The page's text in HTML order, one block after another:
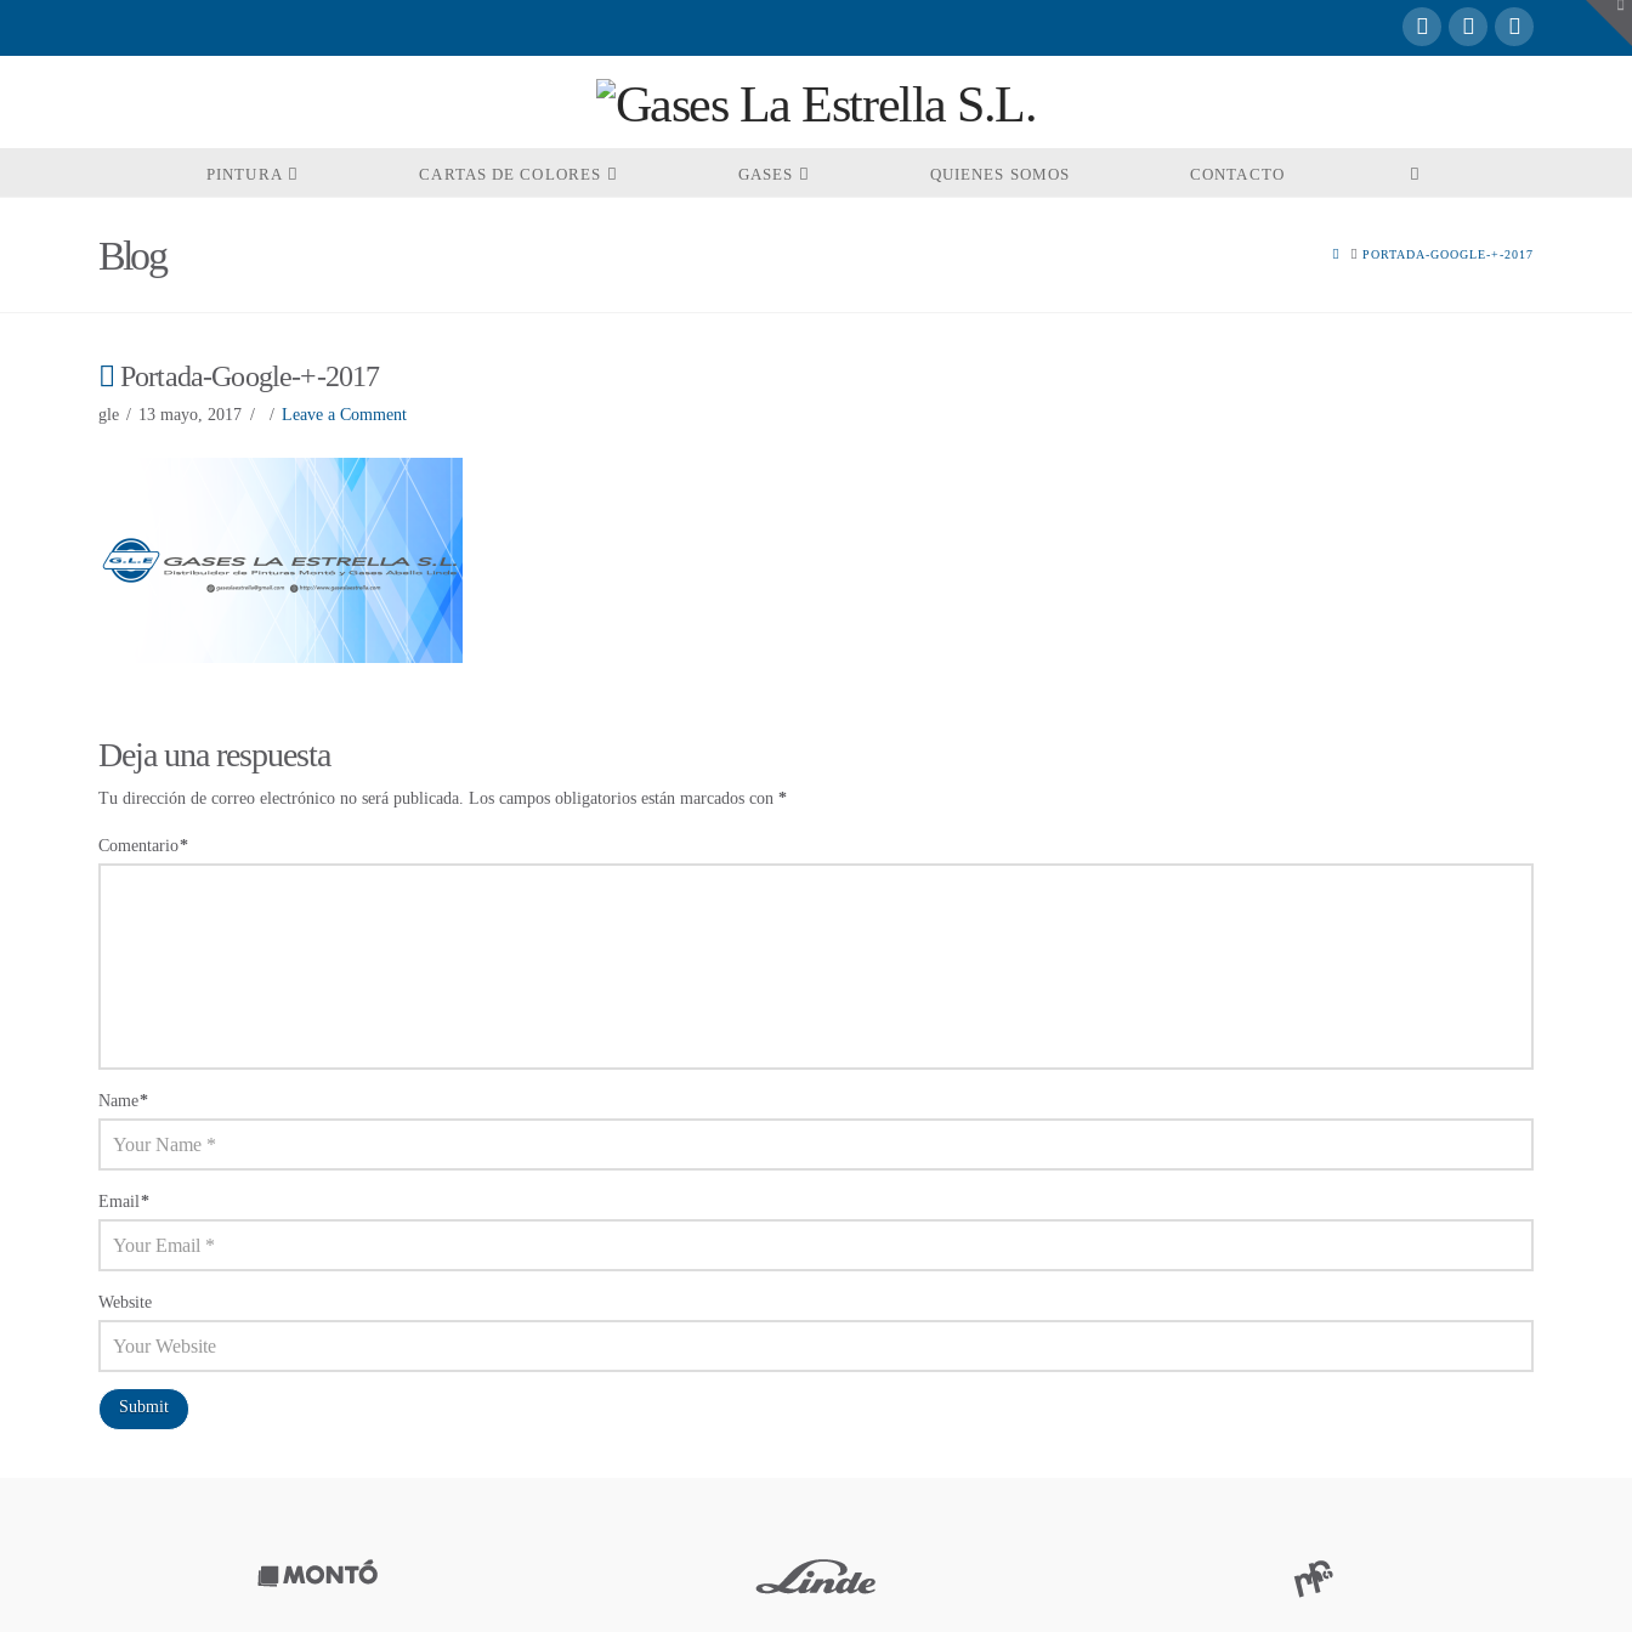
PINTURA CARTAS DE COLORES GASES QUIENES SOMOS CONTACTO
Blog HOMEPORTADA-GOOGLE-+-2017
Portada-Google-+-2017
gle 13 mayo, 2017 Leave a Comment
Deja una respuesta
Tu dirección de correo electrónico no será publicada. Los campos obligatorios están marcados con *
Comentario*
Name*
Email*
Website